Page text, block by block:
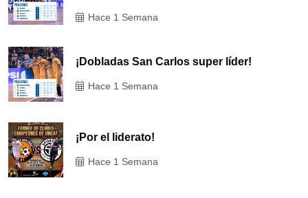
Hace 1 Semana
¡Dobladas San Carlos super líder!
Hace 1 Semana
¡Por el liderato!
Hace 1 Semana